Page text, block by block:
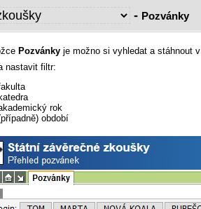
- Pozvánky
Pozvánky je možno si vyhledat a stáhnout
nastavit filtr:
katedra
rok
období